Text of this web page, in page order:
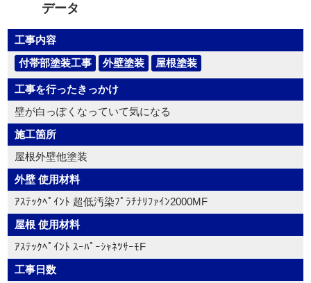
データ
工事内容
付帯部塗装工事
外壁塗装 屋根塗装
工事を行ったきっかけ
壁が白っぽくなっていて気になる
施工箇所
屋根外壁他塗装
外壁 使用材料
ｱｽﾃｯｸﾍﾟｲﾝﾄ 超低汚染ﾌﾟﾗﾁﾅﾘﾌｧｲﾝ2000MF
屋根 使用材料
ｱｽﾃｯｸﾍﾟｲﾝﾄ ｽｰﾊﾟｰｼｬﾈﾂｻｰﾓF
工事日数